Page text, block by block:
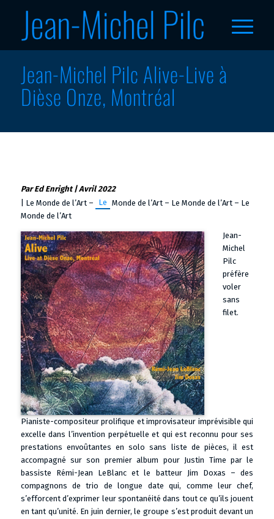
Jean-Michel Pilc Alive-Live à
Dièse Onze, Montréal
Par Ed Enright | Avril 2022
| Le Monde de l’Art –
Le Monde de l’Art – Le Monde de l’Art – Le
Monde de l’Art
Jean-
Michel
Pilc
préfère
voler
sans
filet.
Pianiste-compositeur prolifique et improvisateur imprévisible qui
excelle dans l’invention perpétuelle et qui est reconnu pour ses
prestations envoûtantes en solo sans liste de pièces, il est
accompagné sur son premier album pour Justin Time par le
bassiste Rémi-Jean LeBlanc et le batteur Jim Doxas – des
compagnons de trio de longue date qui, comme leur chef,
s’efforcent d’exprimer leur spontanéité dans tout ce qu’ils jouent
en tant qu’unité. En juin dernier, le groupe s’est produit devant un